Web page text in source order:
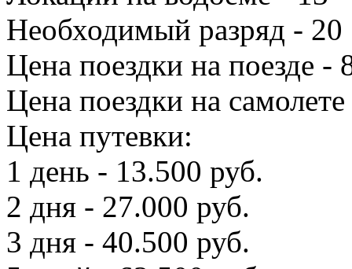
Необходимый разряд - 20
Цена поездки на поезде -
Цена поездки на
Цена путевки:
1 день - 13.500 руб.
2 дня - 27.000 руб.
3 дня - 40.500 руб.